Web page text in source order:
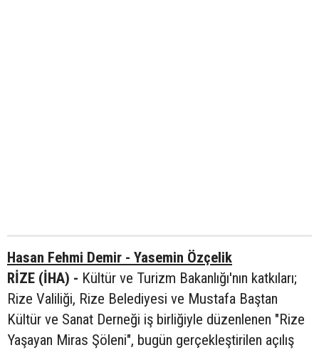
Hasan Fehmi Demir - Yasemin Özçelik
RİZE (İHA) - Kültür ve Turizm Bakanlığı'nın katkıları;
Rize Valiliği, Rize Belediyesi ve Mustafa Baştan
Kültür ve Sanat Derneği iş birliğiyle düzenlenen "Rize
Yaşayan Miras Şöleni", bugün gerçekleştirilen açılış